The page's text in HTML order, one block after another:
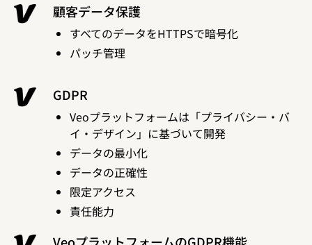
顧客データ保護
すべてのデータをHTTPSで暗号化
パッチ管理
GDPR
Veoプラットフォームは「プライバシー・バ
イ・デザイン」に基づいて開発
データの最小化
データの正確性
限定アクセス
責任能力